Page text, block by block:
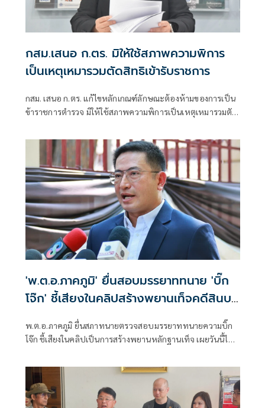
กสม.เสนอ ก.ตร. มิให้ใช้สภาพความพิการ
เป็นเหตุเหมารวมตัดสิทธิเข้ารับราชการ
กสม. เสนอ ก.ตร. แก้ไขหลักเกณฑ์ลักษณะต้องห้ามของการเป็น
ข้าราชการตำรวจ มิให้ใช้สภาพความพิการเป็นเหตุเหมารวมตัด
'พ.ต.อ.ภาคภูมิ' ยื่นสอบมรรยาททนาย 'บิ๊ก
โจ๊ก' ชี้เสียงในคลิปสร้างพยานเท็จคดีสินบน
พ.ต.อ.ภาคภูมิ ยื่นสภาทนายตรวจสอบมรรยาททนายความบิ๊ก
โจ๊ก ชี้เสียงในคลิปเป็นการสร้างพยานหลักฐานเท็จ เผยวันนี้ได้
ความก็ต้องว่ากันไป